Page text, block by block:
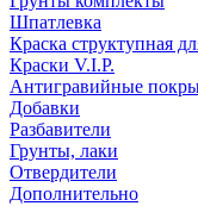
Шпатлевка
Краска структупная
Краски V.I.P.
Антигравийные
Добавки
Разбавители
Грунты, лаки
Отвердители
Дополнительно